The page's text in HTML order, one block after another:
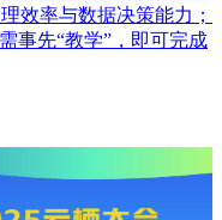
效率与数据决策能力；
事先“教学”，即可完成